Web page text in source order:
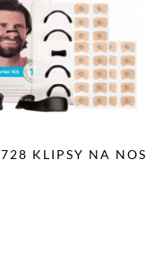
KLIPSY NA NOS